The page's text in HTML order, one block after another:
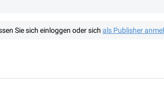
Sie sich einloggen oder sich als Publisher